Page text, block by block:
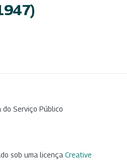
Serviço Público
sob uma licença Creative